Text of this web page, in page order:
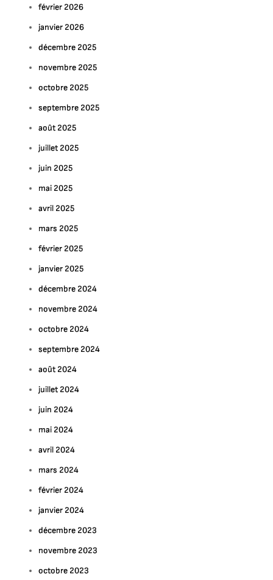
février 2026
janvier 2026
décembre 2025
novembre 2025
octobre 2025
septembre 2025
août 2025
juillet 2025
juin 2025
mai 2025
avril 2025
mars 2025
février 2025
janvier 2025
décembre 2024
novembre 2024
octobre 2024
septembre 2024
août 2024
juillet 2024
juin 2024
mai 2024
avril 2024
mars 2024
février 2024
janvier 2024
décembre 2023
novembre 2023
octobre 2023